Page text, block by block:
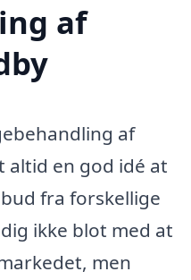
af
af
altid en god idé at
fra forskellige
ikke blot med at
men